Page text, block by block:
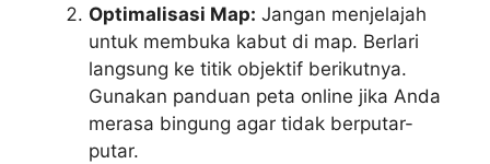
Optimalisasi Map: Jangan menjelajah
untuk membuka kabut di map. Berlari
langsung ke titik objektif berikutnya.
Gunakan panduan peta online jika Anda
merasa bingung agar tidak berputar-
putar.